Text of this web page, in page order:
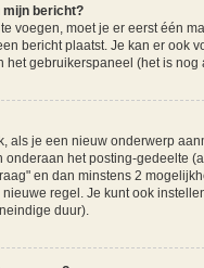
mijn bericht?
voegen, moet je er eerst één
bericht plaatst. Je kan er ook
gebruikerspaneel (het is
als je een nieuw onderwerp
het posting-gedeelte
en dan minstens 2
regel. Je kunt ook
duur).